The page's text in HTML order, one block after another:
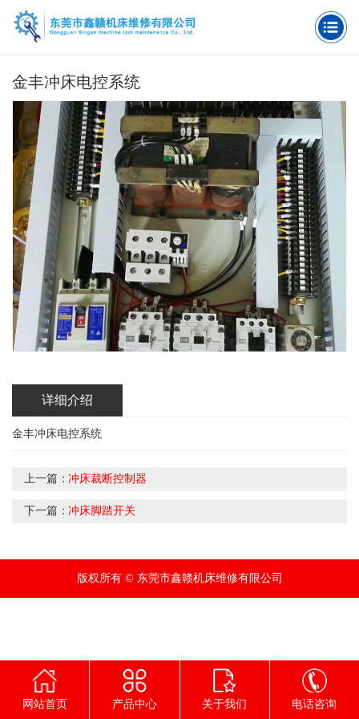
金丰冲床电控系统
详细介绍
金丰冲床电控系统
上一篇：冲床裁断控制器
下一篇：冲床脚踏开关
版权所有 © 东莞市鑫赣机床维修有限公司
网站首页 产品中心 关于我们 电话咨询